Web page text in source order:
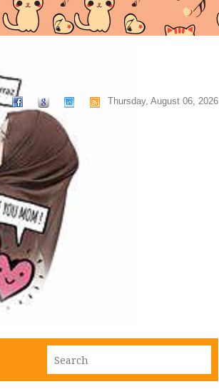
Thursday, August 06, 2026